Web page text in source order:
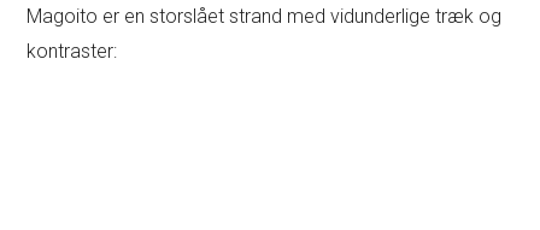
Magoito er en storslået strand med vidunderlige træk og
kontraster: